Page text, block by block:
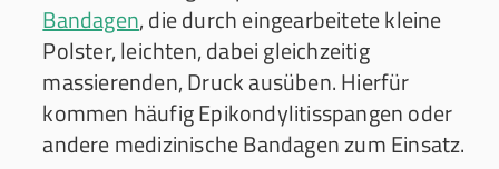
Bandagen, die durch eingearbeitete kleine
Polster, leichten, dabei gleichzeitig
massierenden, Druck ausüben. Hierfür
kommen häufig Epikondylitisspangen oder
andere medizinische Bandagen zum Einsatz.